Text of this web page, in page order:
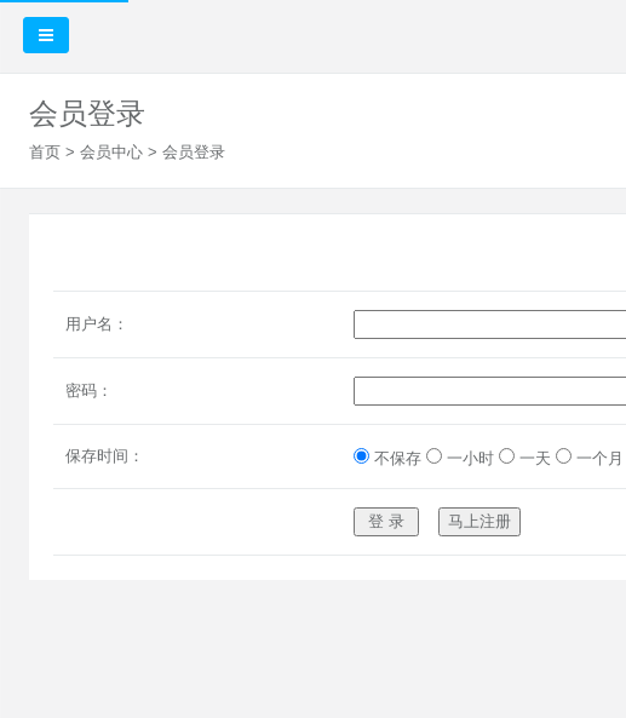
会员登录
首页 > 会员中心 > 会员登录
用户名：
密码：
保存时间： 不保存 一小时 一天 一个月